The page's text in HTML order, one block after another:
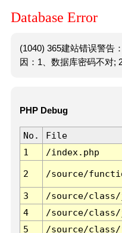
Database Error
(1040) 365建站错误警告
因：1、数据库密码不对;
PHP Debug
No. File
1
/index.php
2 /source/
3 /source/
4
/source/
5
/source/